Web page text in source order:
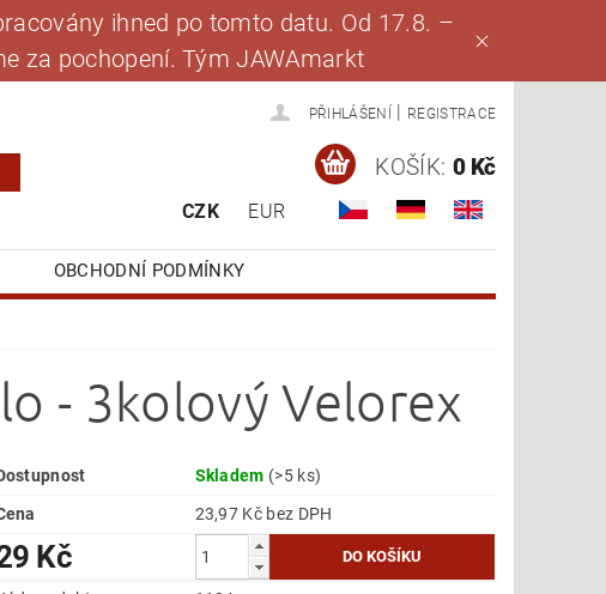
ihned po tomto datu. Od 17.8. –
za pochopení. Tým JAWAmarkt
PŘIHLÁŠENÍ REGISTRACE
CZK EUR
KOŠÍK: 0 Kč
OBCHODNÍ PODMÍNKY
- 3kolový Velorex
Skladem (>5 ks)
23,97 Kč bez DPH
Kč